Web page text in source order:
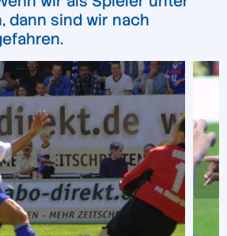
dann sind wir nach